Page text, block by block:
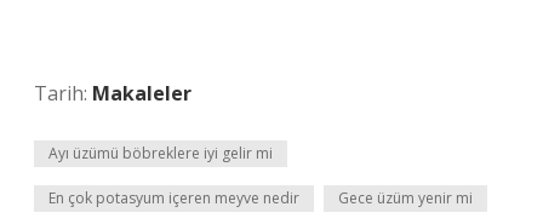
Tarih: Makaleler
Ayı üzümü böbreklere iyi gelir mi
En çok potasyum içeren meyve nedir Gece üzüm yenir mi